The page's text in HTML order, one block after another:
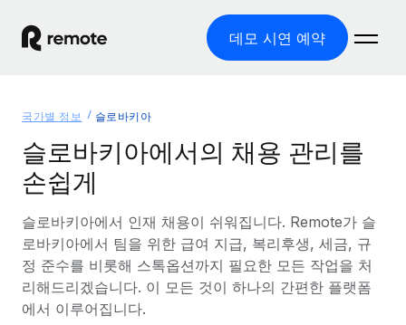
데모 시연 예약
글로벌 고용
글로벌 급여
규정을 준수하며 급여 지급을 손쉽게 처리
기록상 고용주(EOR)
법인 설립 비용 없이 전 세계로 사업을 확장
솔루션
글로벌 서비스 제공
국가별 정보
국가별 글로벌 채용 지원 알아보기
미국 주별 정보
리소스
도구 및 계산기
오분류 리스크 평가 도구
요금
국가별 정보 슬로바키아
슬로바키아에서의 채용 관리를
손쉽게
슬로바키아에서 인재 채용이 쉬워집니다. Remote가 슬
로바키아에서 팀을 위한 급여 지급, 복리후생, 세금, 규
정 준수를 비롯해 스톡옵션까지 필요한 모든 작업을 처
리해드리겠습니다. 이 모든 것이 하나의 간편한 플랫폼
에서 이루어집니다.